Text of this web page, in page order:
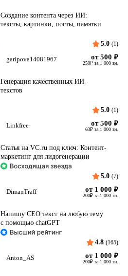
Создание контента через ИИ:
тексты, картинки, посты, памятки
5.0 (1)
garipova14081967 от 500 ₽
250₽ за 1 000 зн.
Генерация качественных ИИ-
текстов
5.0 (1)
Linkfree от 500 ₽
63₽ за 1 000 зн.
Статья на VC.ru под ключ: Контент-
маркетинг для лидогенерации
5.0 (7)
DimanTraff от 1 000 ₽
200₽ за 1 000 зн.
Напишу СЕО текст на любую тему
с помощью chatGPT
4.8 (165)
Anton_AS от 1 000 ₽
200₽ за 1 000 зн.